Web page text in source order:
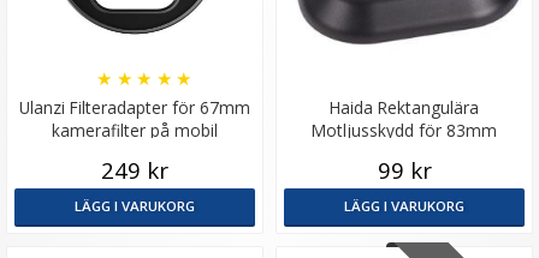
Ulanzi Filteradapter för 67mm
kamerafilter på mobil
★ ★ ★ ★ ★
249 kr
LÄGG I VARUKORG
Haida Rektangulära
Motljusskydd för 83mm
99 kr
LÄGG I VARUKORG